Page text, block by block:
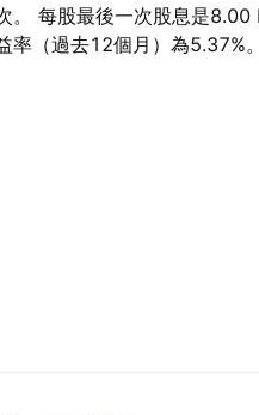
。 每股最後一次股息是8.00
率（過去12個月）為5.37%。